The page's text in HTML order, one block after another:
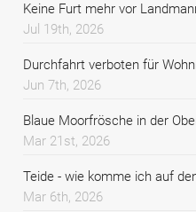
Keine Furt mehr vor
Jul 19th, 2026
Durchfahrt verboten für
Jun 7th, 2026
Blaue Moorfrösche in der
Mar 21st, 2026
Teide - wie komme ich auf
Mar 6th, 2026